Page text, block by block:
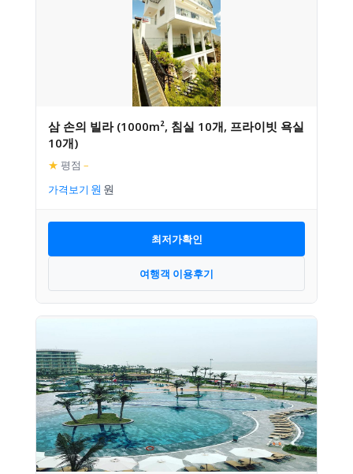
삼 손의 빌라 (1000m², 침실 10개, 프라이빗 욕실
10개)
★ 평점 –
가격보기
최저가확인
여행객 이용후기